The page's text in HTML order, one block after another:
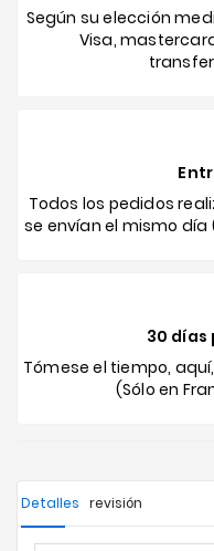
Según su elección
Visa,
Todos los pedidos
se envían el mismo
30 días
Tómese el tiempo,
(Sólo en
Detalles revisión